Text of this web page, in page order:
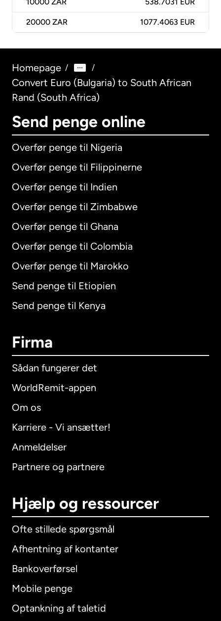
10000 ZAR 538.7031 EUR
20000 ZAR 1077.4063 EUR
Homepage / /
Convert Euro (Bulgaria) to South African
Rand (South Africa)
Send penge online
Overfør penge til Nigeria
Overfør penge til Filippinerne
Overfør penge til Indien
Overfør penge til Zimbabwe
Overfør penge til Ghana
Overfør penge til Colombia
Overfør penge til Marokko
Send penge til Etiopien
Send penge til Kenya
Firma
Sådan fungerer det
WorldRemit-appen
Om os
Karriere - Vi ansætter!
Anmeldelser
Partnere og partnere
Hjælp og ressourcer
Ofte stillede spørgsmål
Afhentning af kontanter
Bankoverførsel
Mobile penge
Optankning af taletid